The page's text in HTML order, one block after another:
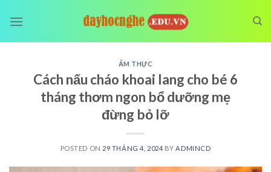
ẨM THỰC
Cách nấu cháo khoai lang cho bé 6
tháng thơm ngon bổ dưỡng mẹ
đừng bỏ lỡ
POSTED ON 29 THÁNG 4, 2024 BY ADMINCD